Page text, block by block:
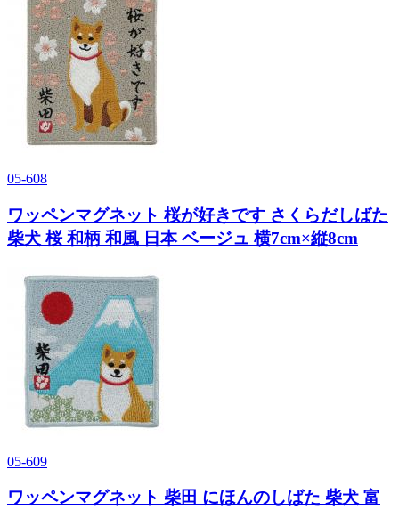
05-608
ワッペンマグネット 桜が好きです さくらだしばた
柴犬 桜 和柄 和風 日本 ベージュ 横7cm×縦8cm
05-609
ワッペンマグネット 柴田 にほんのしばた 柴犬 富